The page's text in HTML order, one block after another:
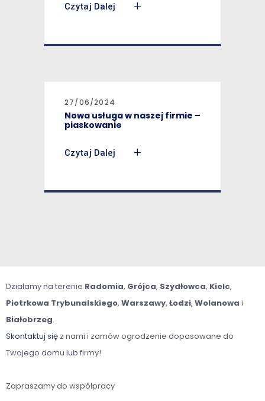
Czytaj Dalej
27/06/2024
Nowa usługa w naszej firmie –
piaskowanie
Czytaj Dalej
Działamy na terenie Radomia, Grójca, Szydłowca, Kielc,
Piotrkowa Trybunalskiego, Warszawy, Łodzi, Wolanowa i
Białobrzeg.
Skontaktuj się z nami i zamów ogrodzenie dopasowane do
Twojego domu lub firmy!
Zapraszamy do współpracy